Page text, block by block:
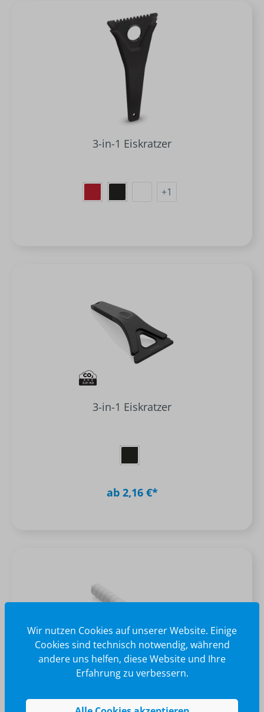
3-in-1 Eiskratzer
+1
3-in-1 Eiskratzer
ab 2,16 €*
Sicherheitsfunktion
Wir nutzen Cookies auf unserer Website. Einige
Cookies sind technisch notwendig, während
andere uns helfen, diese Website und Ihre
Erfahrung zu verbessern.